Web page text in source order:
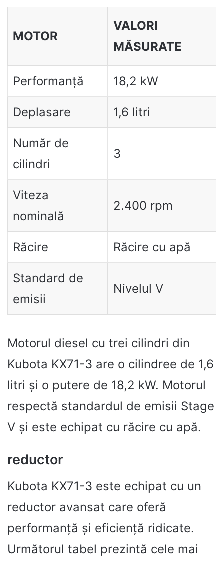
MOTOR
VALORI
MĂSURATE
Performanță 18,2 kW
Deplasare 1,6 litri
Număr de
cilindri
3
Viteza
nominală
2.400 rpm
Răcire Răcire cu apă
Standard de
emisii
Nivelul V
Motorul diesel cu trei cilindri din
Kubota KX71-3 are o cilindree de 1,6
litri și o putere de 18,2 kW. Motorul
respectă standardul de emisii Stage
V și este echipat cu răcire cu apă.
reductor
Kubota KX71-3 este echipat cu un
reductor avansat care oferă
performanță și eficiență ridicate.
Următorul tabel prezintă cele mai